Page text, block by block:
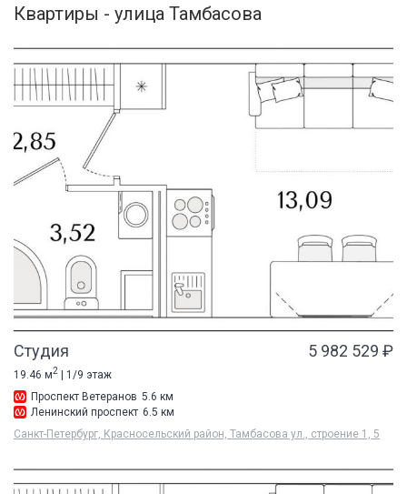
Квартиры - улица Тамбасова
Студия 5 982 529 ₽
19.46 м2
| 1/9 этаж
Проспект Ветеранов 5.6 км
Ленинский проспект 6.5 км
Санкт-Петербург, Красносельский район, Тамбасова ул., строение 1, 5